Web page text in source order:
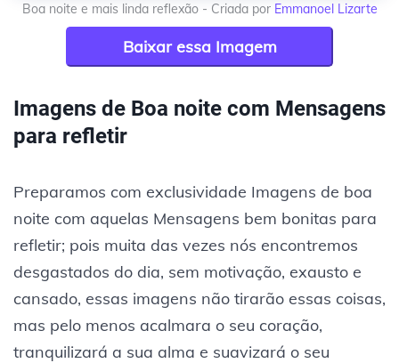
Boa noite e mais linda reflexão - Criada por Emmanoel Lizarte
Baixar essa Imagem
Imagens de Boa noite com Mensagens
para refletir
Preparamos com exclusividade Imagens de boa
noite com aquelas Mensagens bem bonitas para
refletir; pois muita das vezes nós encontremos
desgastados do dia, sem motivação, exausto e
cansado, essas imagens não tirarão essas coisas,
mas pelo menos acalmara o seu coração,
tranquilizará a sua alma e suavizará o seu